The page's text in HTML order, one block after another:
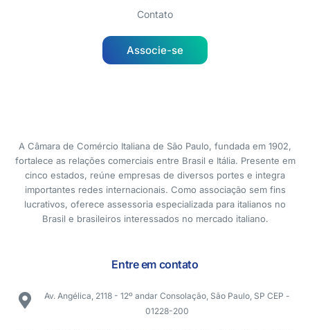
Contato
Associe-se
A Câmara de Comércio Italiana de São Paulo, fundada em 1902,
fortalece as relações comerciais entre Brasil e Itália. Presente em
cinco estados, reúne empresas de diversos portes e integra
importantes redes internacionais. Como associação sem fins
lucrativos, oferece assessoria especializada para italianos no
Brasil e brasileiros interessados no mercado italiano.
Entre em contato
Av. Angélica, 2118 - 12º andar Consolação, São Paulo, SP CEP -
01228-200